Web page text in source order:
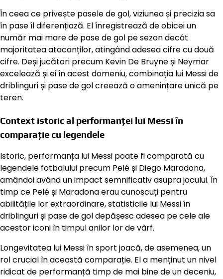
În ceea ce privește pasele de gol, viziunea și precizia sa
în pase îl diferențiază. El înregistrează de obicei un
număr mai mare de pase de gol pe sezon decât
majoritatea atacanților, atingând adesea cifre cu două
cifre. Deși jucători precum Kevin De Bruyne și Neymar
excelează și ei în acest domeniu, combinația lui Messi de
driblinguri și pase de gol creează o amenințare unică pe
teren.
Context istoric al performanței lui Messi în
comparație cu legendele
Istoric, performanța lui Messi poate fi comparată cu
legendele fotbalului precum Pelé și Diego Maradona,
amândoi având un impact semnificativ asupra jocului. În
timp ce Pelé și Maradona erau cunoscuți pentru
abilitățile lor extraordinare, statisticile lui Messi în
driblinguri și pase de gol depășesc adesea pe cele ale
acestor iconi în timpul anilor lor de vârf.
Longevitatea lui Messi în sport joacă, de asemenea, un
rol crucial în această comparație. El a menținut un nivel
ridicat de performanță timp de mai bine de un deceniu,